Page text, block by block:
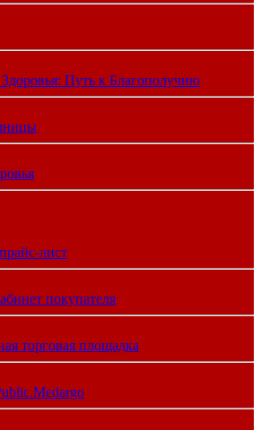
Путь к Благополучию
лист
покупателя
торговая площадка